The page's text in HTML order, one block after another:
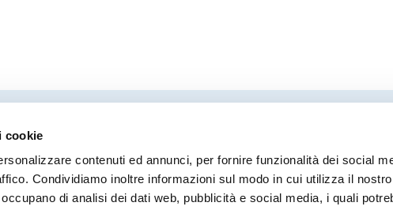
cookie
contenuti ed annunci, per fornire funzionalità dei social
Condividiamo inoltre informazioni sul modo in cui utilizza il
di analisi dei dati web, pubblicità e social media, i quali
Direttore responsabile
Stefano Modena
Monica
Ilaria